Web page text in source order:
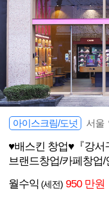
아이스크림/도넛 서울
♥배스킨 창업♥『강서
브랜드창업/카페창업
월수익 (세전) 950 만원